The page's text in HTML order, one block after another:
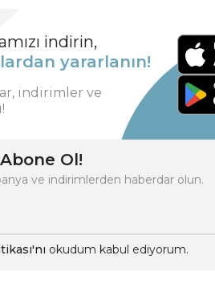
indirin,
yararlanın!
indirimler ve
Ol!
ve indirimlerden haberdar olun.
okudum kabul ediyorum.